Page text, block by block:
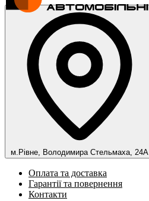
м.Рівне, Володимира Стельмаха, 24А
Оплата та доставка
Гарантії та повернення
Контакти